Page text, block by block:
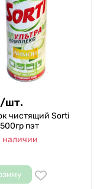
/шт.
чистящий Sorti
пэт
наличии